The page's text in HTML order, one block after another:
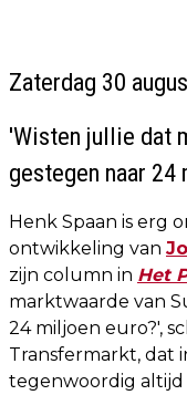
Zaterdag 30
'Wisten jullie dat
gestegen naar 24
Henk Spaan is erg
ontwikkeling van
zijn column in Het
marktwaarde van
24 miljoen euro?',
Transfermarkt, dat
tegenwoordig